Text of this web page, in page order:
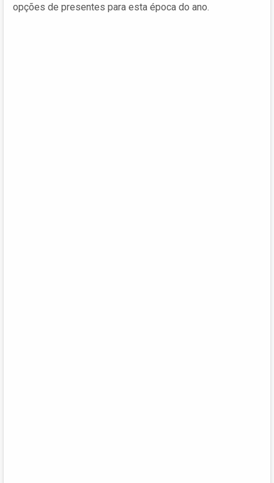
opções de presentes para esta época do ano.